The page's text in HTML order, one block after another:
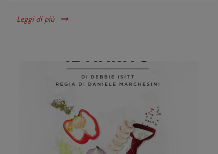
Leggi di più